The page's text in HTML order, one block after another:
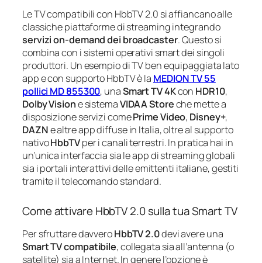
Le TV compatibili con HbbTV 2.0 si affiancano alle
classiche piattaforme di streaming integrando
servizi on‑demand dei broadcaster. Questo si
combina con i sistemi operativi smart dei singoli
produttori. Un esempio di TV ben equipaggiata lato
app e con supporto HbbTV è la MEDION TV 55
pollici MD 855300, unaSmart TV 4Kcon HDR10,
Dolby Visione sistemaVIDAA Storeche mette a
disposizione servizi comePrime Video, Disney+,
DAZNe altre app diffuse in Italia, oltre al supporto
nativoHbbTVper i canali terrestri. In pratica hai in
un’unica interfaccia sia le app di streaming globali
sia i portali interattivi delle emittenti italiane, gestiti
tramite il telecomando standard.
Come attivare HbbTV 2.0 sulla tua Smart TV
Per sfruttare davveroHbbTV 2.0devi avere una
Smart TV compatibile, collegata sia all’antenna (o
satellite) sia a Internet. In genere l’opzione è